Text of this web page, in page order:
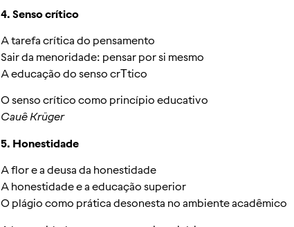
4. Senso crítico
A tarefa crítica do pensamento
Sair da menoridade: pensar por si mesmo
A educação do senso crТtico
O senso crítico como princípio educativo
Cauê Krüger
5. Honestidade
A flor e a deusa da honestidade
A honestidade e a educação superior
O plágio como prática desonesta no ambiente acadêmico